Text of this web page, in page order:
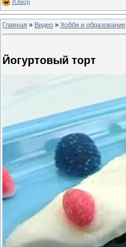
Юмор
Главная » Видео » Хобби и образование
Йогуртовый торт